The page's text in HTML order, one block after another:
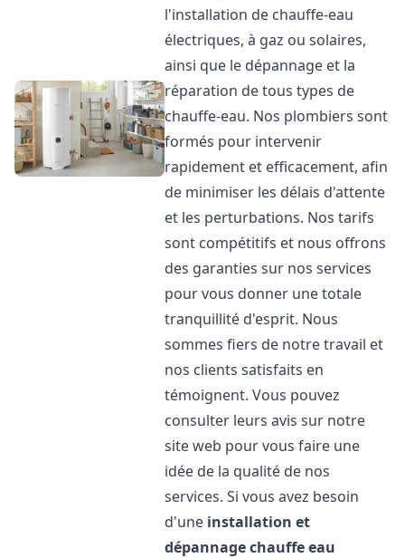
l'installation de chauffe-eau
électriques, à gaz ou solaires,
ainsi que le dépannage et la
réparation de tous types de
chauffe-eau. Nos plombiers sont
formés pour intervenir
rapidement et efficacement, afin
de minimiser les délais d'attente
et les perturbations. Nos tarifs
sont compétitifs et nous offrons
des garanties sur nos services
pour vous donner une totale
tranquillité d'esprit. Nous
sommes fiers de notre travail et
nos clients satisfaits en
témoignent. Vous pouvez
consulter leurs avis sur notre
site web pour vous faire une
idée de la qualité de nos
services. Si vous avez besoin
d'une installation et
dépannage chauffe eau